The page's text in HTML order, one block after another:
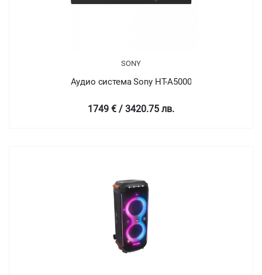
SONY
Аудио система Sony HT-A5000
1749 € / 3420.75 лв.